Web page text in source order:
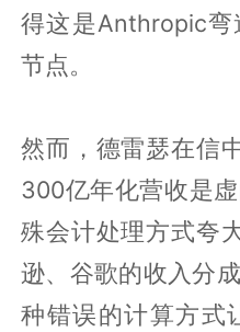
得这是Anthropic弯
节点。
然而，德雷瑟在信
300亿年化营收是
殊会计处理方式夸
逊、谷歌的收入分
种错误的计算方式